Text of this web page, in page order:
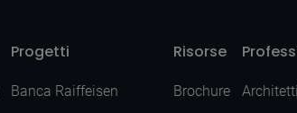
Progetti
Banca Raiffeisen
Risorse
Brochure